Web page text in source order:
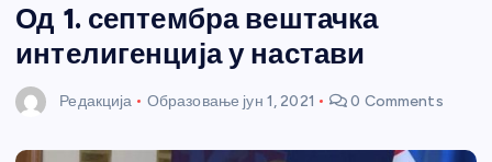
и портал
Од 1. септембра вештачка
интелигенција у настави
Редакција Образовање јун 1, 2021 0 Comments